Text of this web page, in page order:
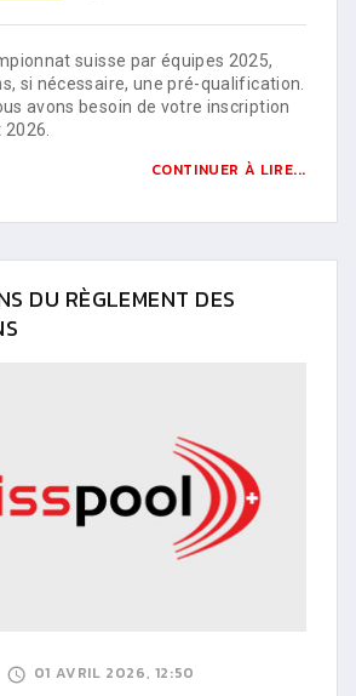
suisse par équipes 2025,
si nécessaire, une pré-qualification.
avons besoin de votre inscription
CONTINUER À LIRE...
DU RÈGLEMENT DES
01 AVRIL 2026, 12:50